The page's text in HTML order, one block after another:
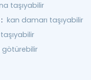
taşıyabilir
kan damarı taşıyabilir